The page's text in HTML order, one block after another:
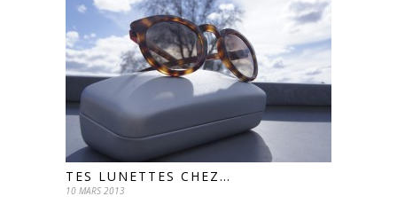
TES LUNETTES CHEZ…
10 MARS 2013